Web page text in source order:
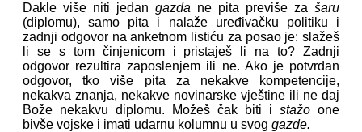
Dakle više niti jedan gazda ne pita previše za šaru
(diplomu), samo pita i nalaže uređivačku politiku i
zadnji odgovor na anketnom listiću za posao je: slažeš
li se s tom činjenicom i pristaješ li na to? Zadnji
odgovor rezultira zaposlenjem ili ne. Ako je potvrdan
odgovor, tko više pita za nekakve kompetencije,
nekakva znanja, nekakve novinarske vještine ili ne daj
Bože nekakvu diplomu. Možeš čak biti i stažo one
bivše vojske i imati udarnu kolumnu u svog gazde.